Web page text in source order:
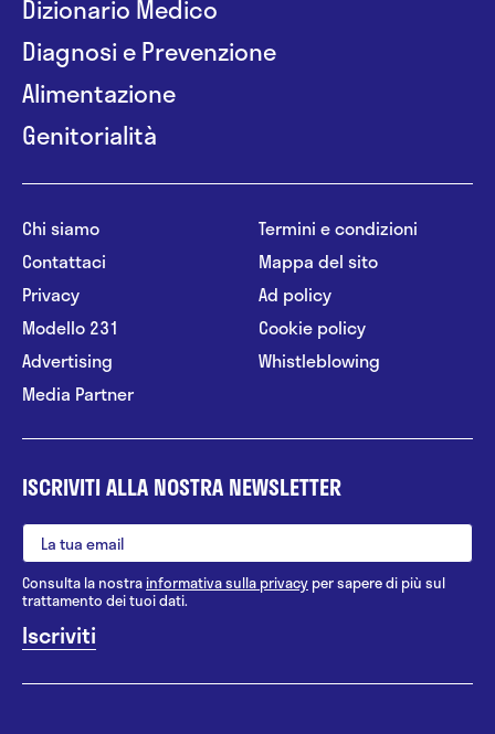
Dizionario Medico
Diagnosi e Prevenzione
Alimentazione
Genitorialità
Chi siamo
Contattaci
Privacy
Modello 231
Advertising
Media Partner
Termini e condizioni
Mappa del sito
Ad policy
Cookie policy
Whistleblowing
ISCRIVITI ALLA NOSTRA NEWSLETTER
Consulta la nostrainformativa sulla privacy per sapere di più sul
trattamento dei tuoi dati.